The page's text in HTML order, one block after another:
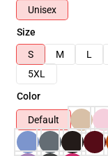
Unisex
Size
S
M L
5XL
Color
Default